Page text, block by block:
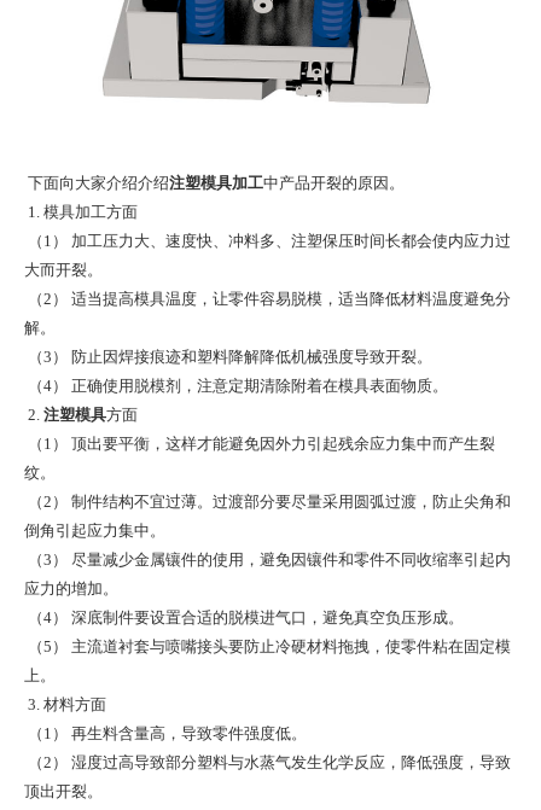
下面向大家介绍介绍注塑模具加工中产品开裂的原因。
1. 模具加工方面
（1） 加工压力大、速度快、冲料多、注塑保压时间长都会使内应力过
大而开裂。
（2） 适当提高模具温度，让零件容易脱模，适当降低材料温度避免分
解。
（3） 防止因焊接痕迹和塑料降解降低机械强度导致开裂。
（4） 正确使用脱模剂，注意定期清除附着在模具表面物质。
2. 注塑模具方面
（1） 顶出要平衡，这样才能避免因外力引起残余应力集中而产生裂
纹。
（2） 制件结构不宜过薄。过渡部分要尽量采用圆弧过渡，防止尖角和
倒角引起应力集中。
（3） 尽量减少金属镶件的使用，避免因镶件和零件不同收缩率引起内
应力的增加。
（4） 深底制件要设置合适的脱模进气口，避免真空负压形成。
（5） 主流道衬套与喷嘴接头要防止冷硬材料拖拽，使零件粘在固定模
上。
3. 材料方面
（1） 再生料含量高，导致零件强度低。
（2） 湿度过高导致部分塑料与水蒸气发生化学反应，降低强度，导致
顶出开裂。